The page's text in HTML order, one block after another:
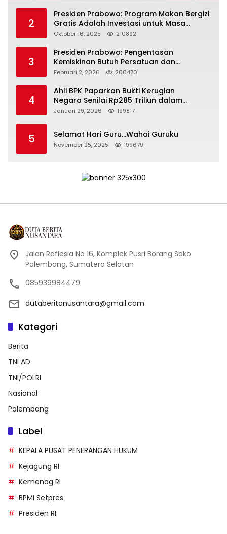
2
Presiden Prabowo: Program Makan Bergizi
Gratis Adalah Investasi untuk Masa
Depan Bangsa
Oktober 16, 2025 210892
3
Presiden Prabowo: Pengentasan
Kemiskinan Butuh Persatuan dan
Kepemimpinan yang Bertanggung Jawab
Februari 2, 2026 200470
4
Ahli BPK Paparkan Bukti Kerugian
Negara Senilai Rp285 Triliun dalam
Persidangan Korupsi PT Pertamina
Januari 29, 2026 199817
5 Selamat Hari Guru…Wahai Guruku
November 25, 2025 199679
Jalan Raflesia No 16, Komplek Pusri Borang Sako
Palembang, Sumatera Selatan
085939984479
dutaberitanusantara@gmail.com
Kategori
Berita
TNI AD
TNI/POLRI
Nasional
Palembang
Label
KEPALA PUSAT PENERANGAN HUKUM
Kejagung RI
Kemenag RI
BPMI Setpres
Presiden RI